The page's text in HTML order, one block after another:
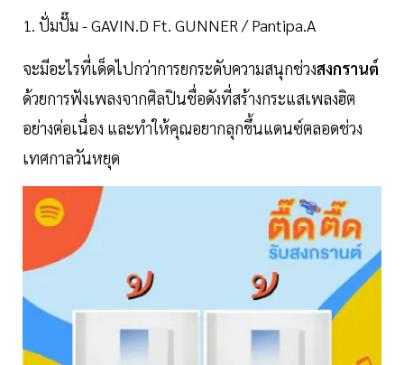
1. ปั่มปั๊ม - GAVIN.D Ft. GUNNER / Pantipa.A
จะมีอะไรที่เด็ดไปกว่าการยกระดับความสนุกช่วงสงกรานต์
ด้วยการฟังเพลงจากศิลปินชื่อดังที่สร้างกระแสเพลงฮิต
อย่างต่อเนื่อง และทำให้คุณอยากลุกขึ้นแดนซ์ตลอดช่วง
เทศกาลวันหยุด